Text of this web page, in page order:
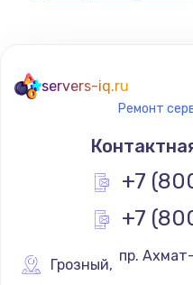
servers-iq.ru
Ремонт
+7
+7
Грозный,